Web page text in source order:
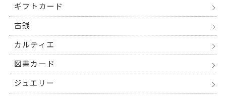
ギフトカード
古銭
カルティエ
図書カード
ジュエリー